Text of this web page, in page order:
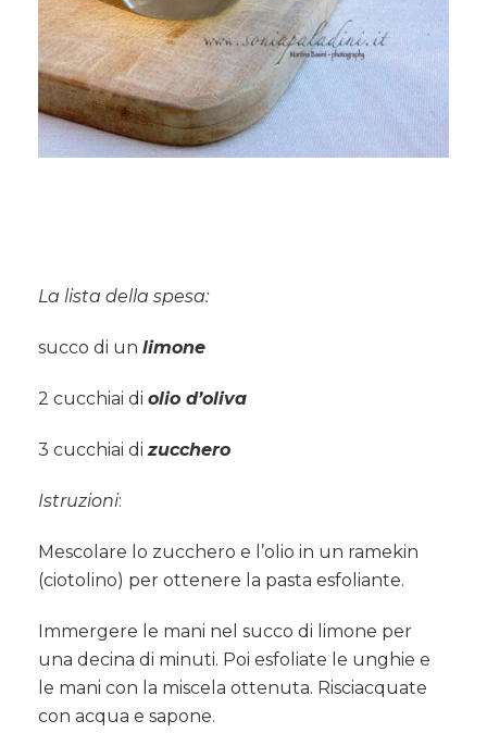
La lista della spesa:
succo di un limone
2 cucchiai di olio d’oliva
3 cucchiai di zucchero
Istruzioni:
Mescolare lo zucchero e l’olio in un ramekin
(ciotolino) per ottenere la pasta esfoliante.
Immergere le mani nel succo di limone per
una decina di minuti. Poi esfoliate le unghie e
le mani con la miscela ottenuta. Risciacquate
con acqua e sapone.